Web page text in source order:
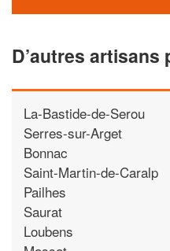
D’autres artisans
La-Bastide-de-Serou
Serres-sur-Arget
Bonnac
Saint-Martin-de-Caralp
Pailhes
Saurat
Loubens